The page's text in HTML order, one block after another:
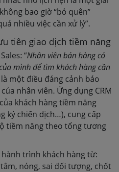
bao giờ “bỏ quên”
nhiều việc cần xử lý”.
tiên giao dịch tiềm năng
“Nhân viên bán hàng có
mình để tìm khách hàng cần
một điều đáng cảnh báo
nhân viên. Ứng dụng CRM
khách hàng tiềm năng
ký chiến dịch…), cung cấp
tiềm năng theo tổng tương
trình khách hàng từ:
nóng, sai đối tượng, chốt